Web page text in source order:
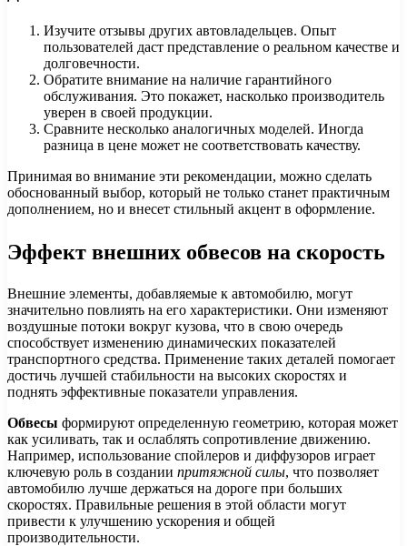
Изучите отзывы других автовладельцев. Опыт
пользователей даст представление о реальном качестве и
долговечности.
Обратите внимание на наличие гарантийного
обслуживания. Это покажет, насколько производитель
уверен в своей продукции.
Сравните несколько аналогичных моделей. Иногда
разница в цене может не соответствовать качеству.
Принимая во внимание эти рекомендации, можно сделать
обоснованный выбор, который не только станет практичным
дополнением, но и внесет стильный акцент в оформление.
Эффект внешних обвесов на скорость
Внешние элементы, добавляемые к автомобилю, могут
значительно повлиять на его характеристики. Они изменяют
воздушные потоки вокруг кузова, что в свою очередь
способствует изменению динамических показателей
транспортного средства. Применение таких деталей помогает
достичь лучшей стабильности на высоких скоростях и
поднять эффективные показатели управления.
Обвесы формируют определенную геометрию, которая может
как усиливать, так и ослаблять сопротивление движению.
Например, использование спойлеров и диффузоров играет
ключевую роль в создании притяжной силы, что позволяет
автомобилю лучше держаться на дороге при больших
скоростях. Правильные решения в этой области могут
привести к улучшению ускорения и общей
производительности.